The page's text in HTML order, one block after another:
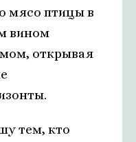
мясо птицы в
вином
открывая
тем, кто